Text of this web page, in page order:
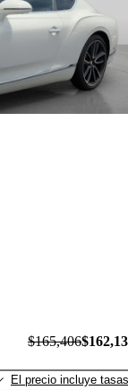
$165,406
El precio incluye tasas